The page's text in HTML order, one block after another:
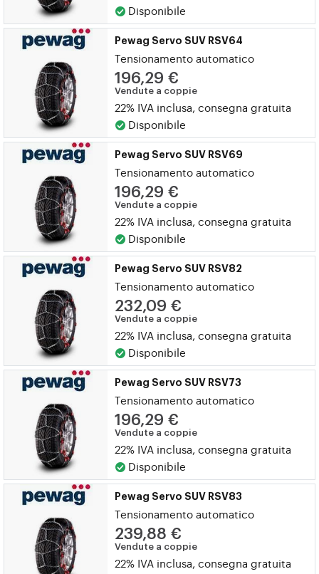
Disponibile
Pewag Servo SUV RSV64
Tensionamento automatico
196,29 €
Vendute a coppie
22% IVA inclusa, consegna gratuita
Disponibile
Pewag Servo SUV RSV69
Tensionamento automatico
196,29 €
Vendute a coppie
22% IVA inclusa, consegna gratuita
Disponibile
Pewag Servo SUV RSV82
Tensionamento automatico
232,09 €
Vendute a coppie
22% IVA inclusa, consegna gratuita
Disponibile
Pewag Servo SUV RSV73
Tensionamento automatico
196,29 €
Vendute a coppie
22% IVA inclusa, consegna gratuita
Disponibile
Pewag Servo SUV RSV83
Tensionamento automatico
239,88 €
Vendute a coppie
22% IVA inclusa, consegna gratuita